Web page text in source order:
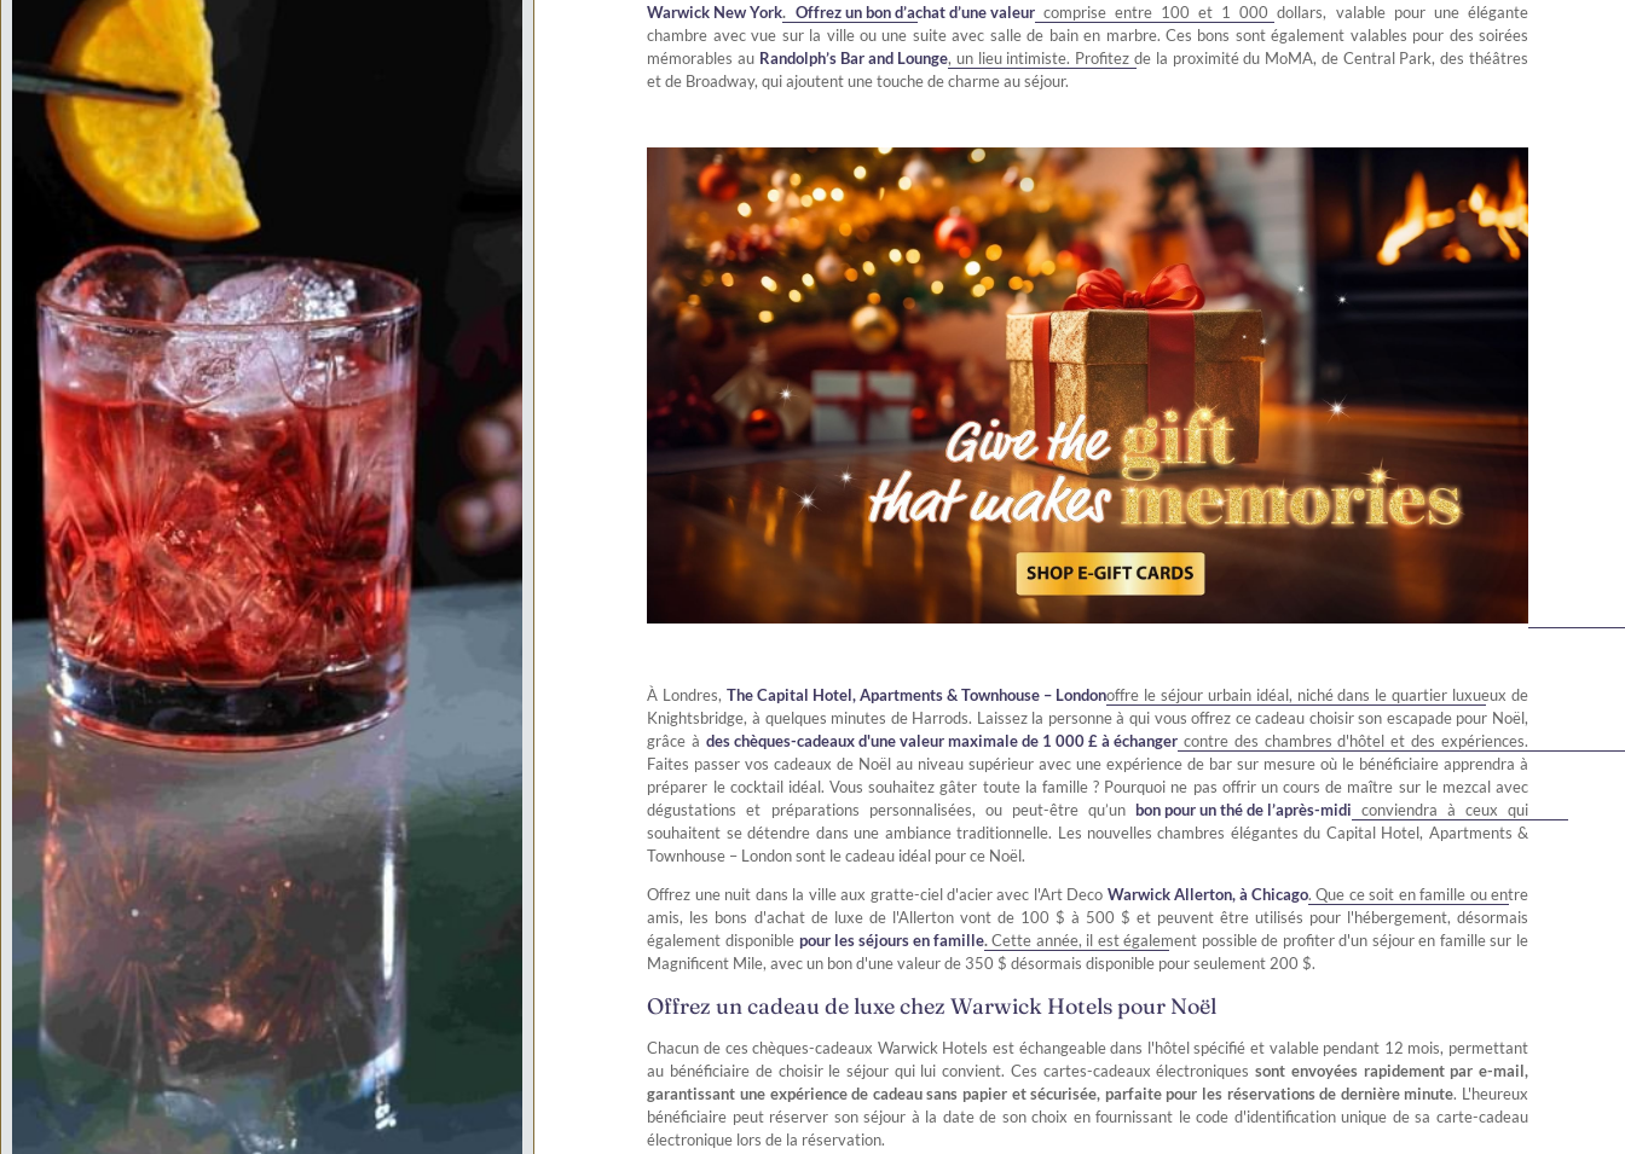
Warwick New York. Offrez un bon d’achat d’une valeurcomprise entre 100 et 1 000 dollars, valable pour une élégante
chambre avec vue sur la ville ou une suite avec salle de bain en marbre. Ces bons sont également valables pour des soirées
mémorables au Randolph’s Bar and Lounge, un lieu intimiste. Profitez de la proximité du MoMA, de Central Park, des théâtres
et de Broadway, qui ajoutent une touche de charme au séjour.
À Londres,The Capital Hotel, Apartments & Townhouse – Londonoffre le séjour urbain idéal, niché dans le quartier luxueux de
Knightsbridge, à quelques minutes de Harrods. Laissez la personne à qui vous offrez ce cadeau choisir son escapade pour Noël,
grâce àdes chèques-cadeaux d'une valeur maximale de 1 000 £ à échanger contre des chambres d'hôtel et des expériences.
Faites passer vos cadeaux de Noël au niveau supérieur avec une expérience de bar sur mesure où le bénéficiaire apprendra à
préparer le cocktail idéal. Vous souhaitez gâter toute la famille ? Pourquoi ne pas offrir un cours de maître sur le mezcal avec
dégustations et préparations personnalisées, ou peut-être qu’un bon pour un thé de l’après-midi conviendra à ceux qui
souhaitent se détendre dans une ambiance traditionnelle. Les nouvelles chambres élégantes du Capital Hotel, Apartments &
Townhouse – London sont le cadeau idéal pour ce Noël.
Offrez une nuit dans la ville aux gratte-ciel d'acier avec l'Art Deco Warwick Allerton, à Chicago. Que ce soit en famille ou entre
amis, les bons d'achat de luxe de l'Allerton vont de 100 $ à 500 $ et peuvent être utilisés pour l'hébergement, désormais
également disponible pour les séjours en famille.Cette année, il est également possible de profiter d'un séjour en famille sur le
Magnificent Mile, avec un bon d'une valeur de 350 $ désormais disponible pour seulement 200 $.
Offrez un cadeau de luxe chez Warwick Hotels pour Noël
Chacun de ces chèques-cadeaux Warwick Hotels est échangeable dans l'hôtel spécifié et valable pendant 12 mois, permettant
au bénéficiaire de choisir le séjour qui lui convient. Ces cartes-cadeaux électroniquessont envoyées rapidement par e-mail,
garantissant une expérience de cadeau sans papier et sécurisée, parfaite pour les réservations de dernière minute. L'heureux
bénéficiaire peut réserver son séjour à la date de son choix en fournissant le code d'identification unique de sa carte-cadeau
électronique lors de la réservation.